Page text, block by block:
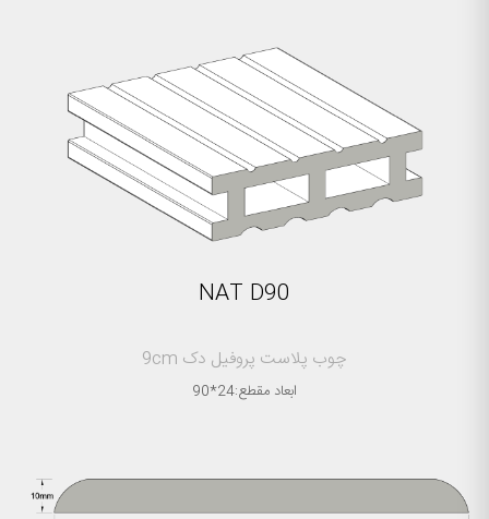
NAT D90
چوب پلاست پروفیل دک 9cm
ابعاد مقطع:24*90